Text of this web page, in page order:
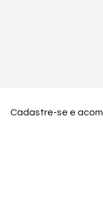
Cadastre-se e